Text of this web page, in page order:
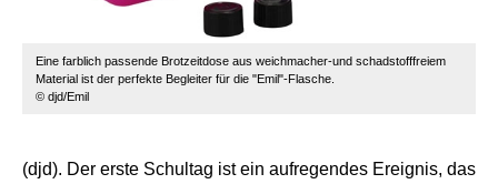
Eine farblich passende Brotzeitdose aus weichmacher-und schadstofffreiem
Material ist der perfekte Begleiter für die "Emil"-Flasche.
© djd/Emil
(djd). Der erste Schultag ist ein aufregendes Ereignis, das